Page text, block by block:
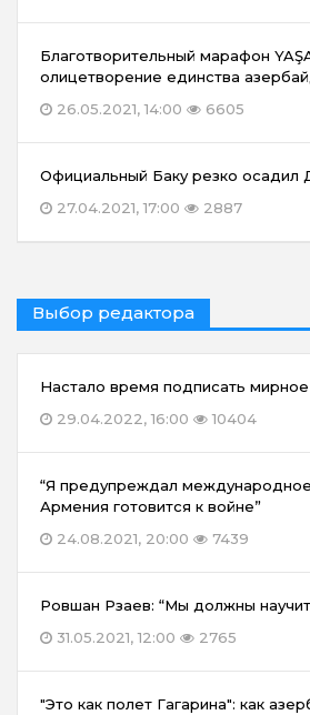
Благотворительный марафон
олицетворение единства
26.05.2021, 14:00
6605
Официальный Баку резко осадил
27.04.2021, 17:00
2887
Выбор редактора
Настало время подписать
29.04.2022, 16:00
10404
“Я предупреждал
Армения готовится к войне”
24.08.2021, 20:00
7439
Ровшан Рзаев: “Мы должны
31.05.2021, 12:00
2765
"Это как полет Гагарина": как